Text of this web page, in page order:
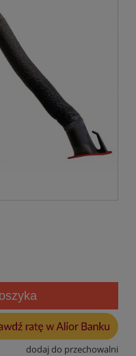
dodaj do przechowalni